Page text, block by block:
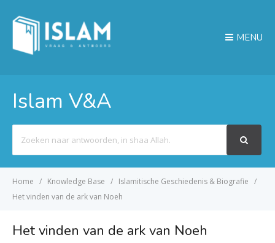
MENU
Islam V&A
For
Home Knowledge Base
Islamitische Geschiedenis & Biografie
Het vinden van de ark van Noeh
Het vinden van de ark van Noeh